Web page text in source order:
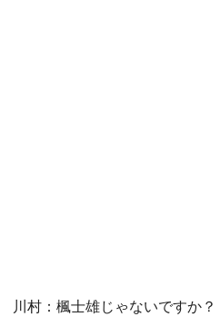
川村：楓士雄じゃないですか？